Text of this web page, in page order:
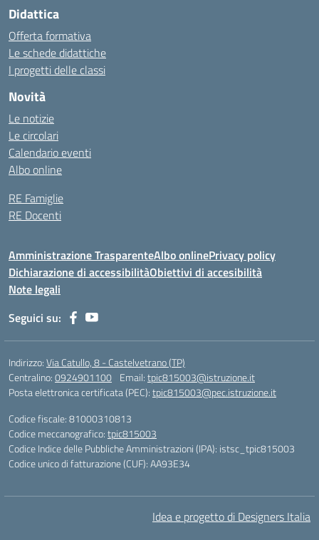
Didattica
Offerta formativa
Le schede didattiche
I progetti delle classi
Novità
Le notizie
Le circolari
Calendario eventi
Albo online
RE Famiglie
RE Docenti
Amministrazione TrasparenteAlbo onlinePrivacy policy
Dichiarazione di accessibilitàObiettivi di accesibilità
Note legali
Seguici su:
Indirizzo:Via Catullo, 8 - Castelvetrano (TP)
Centralino:0924901100 Email:tpic815003@istruzione.it
Posta elettronica certificata (PEC):tpic815003@pec.istruzione.it
Codice fiscale: 81000310813
Codice meccanografico:tpic815003
Codice Indice delle Pubbliche Amministrazioni (IPA): istsc_tpic815003
Codice unico di fatturazione (CUF): AA93E34
Idea e progetto di Designers Italia